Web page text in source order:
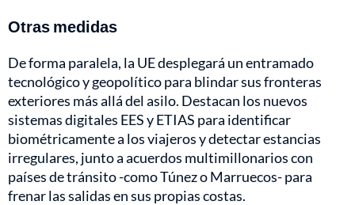
Otras medidas
De forma paralela, la UE desplegará un entramado
tecnológico y geopolítico para blindar sus fronteras
exteriores más allá del asilo. Destacan los nuevos
sistemas digitales EES y ETIAS para identificar
biométricamente a los viajeros y detectar estancias
irregulares, junto a acuerdos multimillonarios con
países de tránsito -como Túnez o Marruecos- para
frenar las salidas en sus propias costas.